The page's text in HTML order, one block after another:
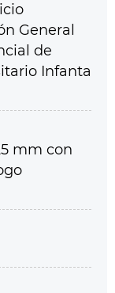
General
de
Infanta
mm con